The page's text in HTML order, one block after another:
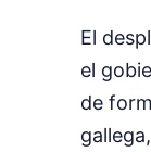
El
el
de